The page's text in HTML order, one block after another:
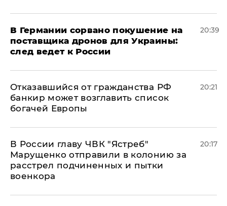
​В Германии сорвано покушение на
поставщика дронов для Украины:
след ведет к России
20:39
Отказавшийся от гражданства РФ
банкир может возглавить список
богачей Европы
20:21
В России главу ЧВК "Ястреб"
Марущенко отправили в колонию за
расстрел подчиненных и пытки
военкора
20:17